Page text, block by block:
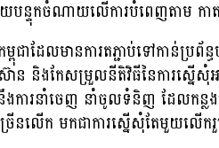
បន្ទុកចំណាយលើការបំពេញតាម កាត
ដែលមានការតភ្ជាប់ទៅកាន់ប្រព័ន្
និងកែសម្រួលនីតិវិធីនៃការស្នើសុំ
ងការនាំចេញ នាំចូលទំនិញ ដែលកន្ល
ើនលើក មកជាការស្នើសុំតែមួយលើក